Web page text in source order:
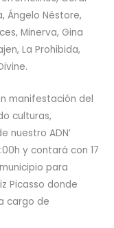
Ángelo Néstore,
Minerva, Gina
La Prohibida,
manifestación del
culturas,
nuestro ADN’
y contará con 17
para
Picasso donde
cargo de